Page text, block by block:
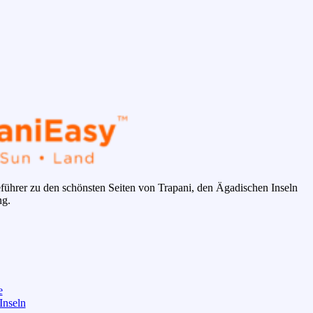
zu den schönsten Seiten von Trapani, den Ägadischen Inseln